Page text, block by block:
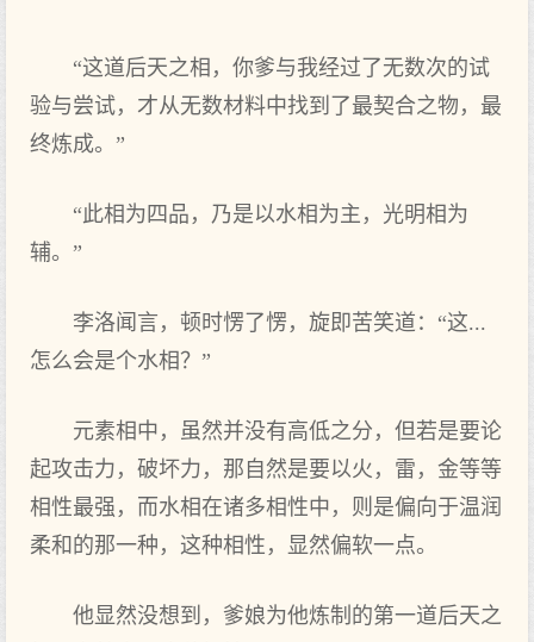
“这道后天之相，你爹与我经过了无数次的试
验与尝试，才从无数材料中找到了最契合之物，最
终炼成。”
“此相为四品，乃是以水相为主，光明相为
辅。”
李洛闻言，顿时愣了愣，旋即苦笑道：“这...
怎么会是个水相？”
元素相中，虽然并没有高低之分，但若是要论
起攻击力，破坏力，那自然是要以火，雷，金等等
相性最强，而水相在诸多相性中，则是偏向于温润
柔和的那一种，这种相性，显然偏软一点。
他显然没想到，爹娘为他炼制的第一道后天之